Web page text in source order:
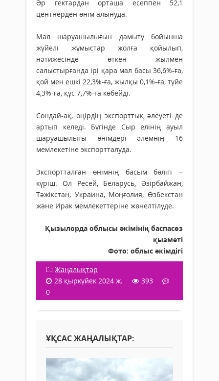
Әр гектардан орташа есеппен 52,1
центнерден өнім алынуда.
Мал шаруашылығын дамыту бойынша
жүйелі жұмыстар жолға қойылып,
нәтижесінде өткен жылмен
салыстырғанда ірі қара мал басы 36,6%-ға,
қой мен ешкі 22,3%-ға, жылқы 0,1%-ға, түйе
4,3%-ға, құс 7,7%-ға көбейді.
Сондай-ақ, өңірдің экспорттық әлеуеті де
артып келеді. Бүгінде Сыр елінің ауыл
шаруашылығы өнімдері әлемнің 16
мемлекетіне экспортталуда.
Экспортталған өнімнің басым бөлігі –
күріш. Ол Ресей, Беларусь, Әзірбайжан,
Тәжікстан, Украина, Моңғолия, Өзбекстан
және Ирак мемлекеттеріне жөнелтілуде.
Қызылорда облысы әкімінің баспасөз
қызметі
Фото: облыс әкімдігі
Жаңалықтар
28 қыркүйек 2024 ж.
393
0
ҰҚСАС ЖАҢАЛЫҚТАР: